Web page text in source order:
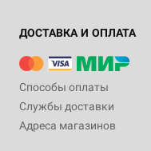
ДОСТАВКА И ОПЛАТА
Способы оплаты
Службы доставки
Адреса магазинов